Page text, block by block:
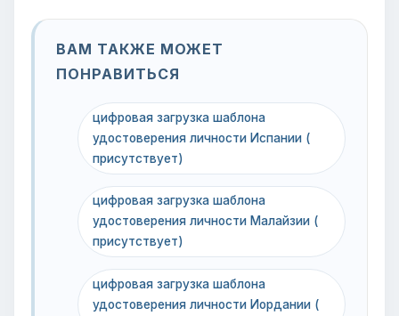
ВАМ ТАКЖЕ МОЖЕТ
ПОНРАВИТЬСЯ
цифровая загрузка шаблона
удостоверения личности Испании (
присутствует)
цифровая загрузка шаблона
удостоверения личности Малайзии (
присутствует)
цифровая загрузка шаблона
удостоверения личности Иордании (